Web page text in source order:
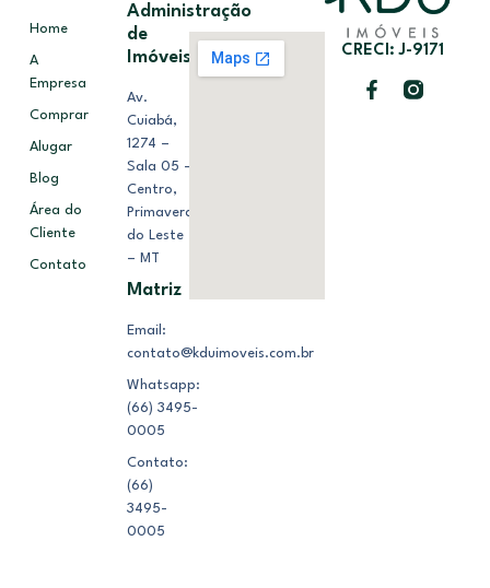
CRECI: J-9171
Home
A
Empresa
Comprar
Alugar
Blog
Área do
Cliente
Contato
Administração
de
Imóveis
Av.
Cuiabá,
1274 –
Sala 05 –
Centro,
Primavera
do Leste
– MT
Matriz
Email:
contato@kduimoveis.com.br
Whatsapp:
(66) 3495-
0005
Contato:
(66)
3495-
0005